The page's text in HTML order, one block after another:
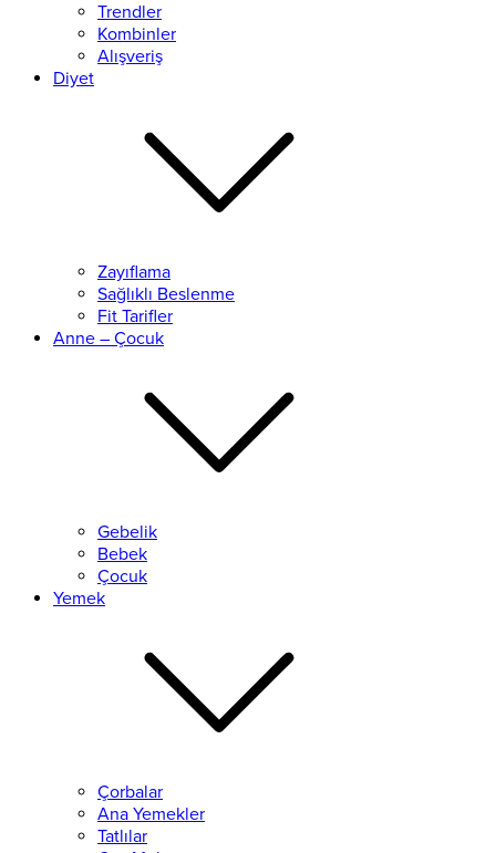
Trendler
Kombinler
Alışveriş
Diyet
Zayıflama
Sağlıklı Beslenme
Fit Tarifler
Anne – Çocuk
Gebelik
Bebek
Çocuk
Yemek
Çorbalar
Ana Yemekler
Tatlılar